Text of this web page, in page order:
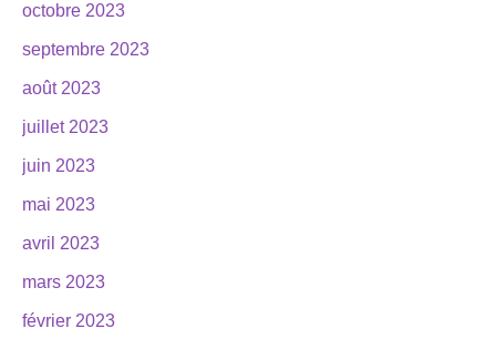
octobre 2023
septembre 2023
août 2023
juillet 2023
juin 2023
mai 2023
avril 2023
mars 2023
février 2023